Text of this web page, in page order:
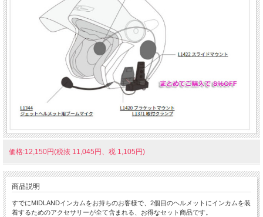
価格:12,150円(税抜 11,045円、税 1,105円)
商品説明
すでにMIDLANDインカムをお持ちのお客様で、2個目のヘルメットにインカムを装
着するためのアクセサリーが全て含まれる、お得なセット商品です。